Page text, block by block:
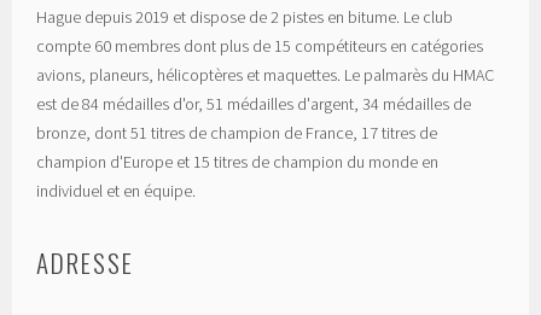
Hague depuis 2019 et dispose de 2 pistes en bitume. Le club
compte 60 membres dont plus de 15 compétiteurs en catégories
avions, planeurs, hélicoptères et maquettes. Le palmarès du HMAC
est de 84 médailles d'or, 51 médailles d'argent, 34 médailles de
bronze, dont 51 titres de champion de France, 17 titres de
champion d'Europe et 15 titres de champion du monde en
individuel et en équipe.
ADRESSE